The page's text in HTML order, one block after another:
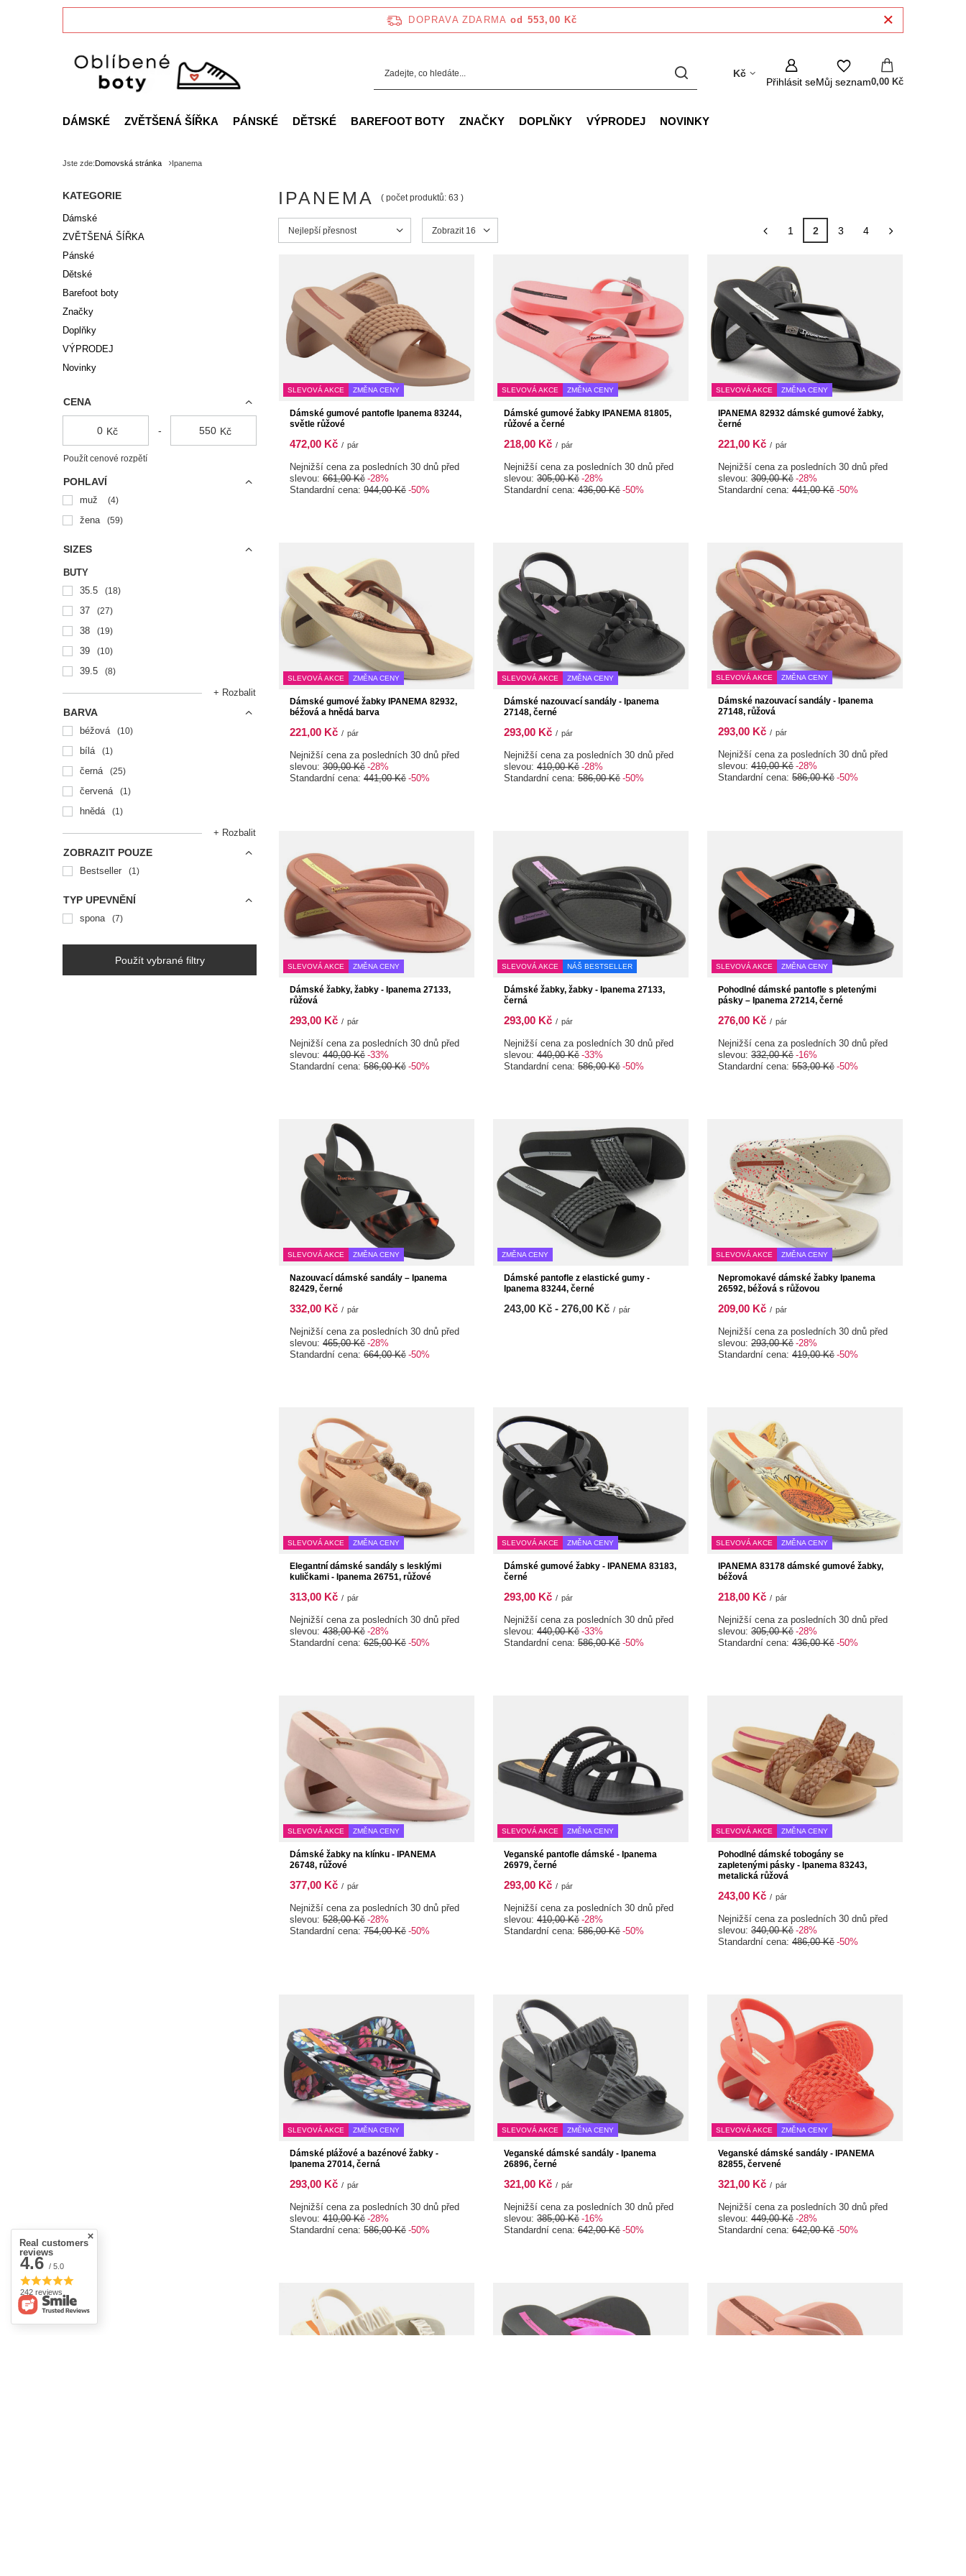
DOPRAVA ZDARMA od 553,00 Kč
Kč
Přihlásit seMůj seznam0,00 Kč
DÁMSKÉ ZVĚTŠENÁ ŠÍŘKA PÁNSKÉ DĚTSKÉ BAREFOOT BOTY ZNAČKY DOPLŇKY VÝPRODEJ NOVINKY
Jste zde:Domovská stránka Ipanema
KATEGORIE
Dámské
ZVĚTŠENÁ ŠÍŘKA
Pánské
Dětské
Barefoot boty
Značky
Doplňky
VÝPRODEJ
Novinky
CENA
Kč - Kč
Použít cenové rozpětí
POHLAVÍ
muž 4
žena 59
SIZES
BUTY
35.5
18
37 27
38 19
39 10
39.5 8
+ Rozbalit
BARVA
béžová 10
bílá 1
černá 25
červená 1
hnědá 1
+ Rozbalit
ZOBRAZIT POUZE
Bestseller 1
TYP UPEVNĚNÍ
spona 7
Použít vybrané filtry
IPANEMA ( počet produktů: 63 )
Zmień sortowanie
Nejlepší přesnost Zmień ilość wyświetlanych produktów
Zobrazit 16 1 2 3 4
SLEVOVÁ AKCE ZMĚNA CENY
Dámské gumové pantofle Ipanema 83244,
světle růžové
472,00 Kč / pár
Nejnižší cena za posledních 30 dnů před
slevou: 661,00 Kč -28%
Standardní cena: 944,00 Kč -50%
SLEVOVÁ AKCE ZMĚNA CENY
Dámské gumové žabky IPANEMA 81805,
růžové a černé
218,00 Kč / pár
Nejnižší cena za posledních 30 dnů před
slevou: 305,00 Kč -28%
Standardní cena: 436,00 Kč -50%
SLEVOVÁ AKCE ZMĚNA CENY
IPANEMA 82932 dámské gumové žabky,
černé
221,00 Kč / pár
Nejnižší cena za posledních 30 dnů před
slevou: 309,00 Kč -28%
Standardní cena: 441,00 Kč -50%
SLEVOVÁ AKCE ZMĚNA CENY
Dámské gumové žabky IPANEMA 82932,
béžová a hnědá barva
221,00 Kč / pár
Nejnižší cena za posledních 30 dnů před
slevou: 309,00 Kč -28%
Standardní cena: 441,00 Kč -50%
SLEVOVÁ AKCE ZMĚNA CENY
Dámské nazouvací sandály - Ipanema
27148, černé
293,00 Kč / pár
Nejnižší cena za posledních 30 dnů před
slevou: 410,00 Kč -28%
Standardní cena: 586,00 Kč -50%
SLEVOVÁ AKCE ZMĚNA CENY
Dámské nazouvací sandály - Ipanema
27148, růžová
293,00 Kč / pár
Nejnižší cena za posledních 30 dnů před
slevou: 410,00 Kč -28%
Standardní cena: 586,00 Kč -50%
SLEVOVÁ AKCE ZMĚNA CENY
Dámské žabky, žabky - Ipanema 27133,
růžová
293,00 Kč / pár
Nejnižší cena za posledních 30 dnů před
slevou: 440,00 Kč -33%
Standardní cena: 586,00 Kč -50%
SLEVOVÁ AKCE NÁŠ BESTSELLER
Dámské žabky, žabky - Ipanema 27133,
černá
293,00 Kč / pár
Nejnižší cena za posledních 30 dnů před
slevou: 440,00 Kč -33%
Standardní cena: 586,00 Kč -50%
SLEVOVÁ AKCE ZMĚNA CENY
Pohodlné dámské pantofle s pletenými
pásky – Ipanema 27214, černé
276,00 Kč / pár
Nejnižší cena za posledních 30 dnů před
slevou: 332,00 Kč -16%
Standardní cena: 553,00 Kč -50%
SLEVOVÁ AKCE ZMĚNA CENY
Nazouvací dámské sandály – Ipanema
82429, černé
332,00 Kč / pár
Nejnižší cena za posledních 30 dnů před
slevou: 465,00 Kč -28%
Standardní cena: 664,00 Kč -50%
ZMĚNA CENY
Dámské pantofle z elastické gumy -
Ipanema 83244, černé
od
243,00 Kč - do
276,00 Kč / pár
SLEVOVÁ AKCE ZMĚNA CENY
Nepromokavé dámské žabky Ipanema
26592, béžová s růžovou
209,00 Kč / pár
Nejnižší cena za posledních 30 dnů před
slevou: 293,00 Kč -28%
Standardní cena: 419,00 Kč -50%
SLEVOVÁ AKCE ZMĚNA CENY
Elegantní dámské sandály s lesklými
kuličkami - Ipanema 26751, růžové
313,00 Kč / pár
Nejnižší cena za posledních 30 dnů před
slevou: 438,00 Kč -28%
Standardní cena: 625,00 Kč -50%
SLEVOVÁ AKCE ZMĚNA CENY
Dámské gumové žabky - IPANEMA 83183,
černé
293,00 Kč / pár
Nejnižší cena za posledních 30 dnů před
slevou: 440,00 Kč -33%
Standardní cena: 586,00 Kč -50%
SLEVOVÁ AKCE ZMĚNA CENY
IPANEMA 83178 dámské gumové žabky,
béžová
218,00 Kč / pár
Nejnižší cena za posledních 30 dnů před
slevou: 305,00 Kč -28%
Standardní cena: 436,00 Kč -50%
SLEVOVÁ AKCE ZMĚNA CENY
Dámské žabky na klínku - IPANEMA
26748, růžové
377,00 Kč / pár
Nejnižší cena za posledních 30 dnů před
slevou: 528,00 Kč -28%
Standardní cena: 754,00 Kč -50%
SLEVOVÁ AKCE ZMĚNA CENY
Veganské pantofle dámské - Ipanema
26979, černé
293,00 Kč / pár
Nejnižší cena za posledních 30 dnů před
slevou: 410,00 Kč -28%
Standardní cena: 586,00 Kč -50%
SLEVOVÁ AKCE ZMĚNA CENY
Pohodlné dámské tobogány se
zapletenými pásky - Ipanema 83243,
metalická růžová
243,00 Kč / pár
Nejnižší cena za posledních 30 dnů před
slevou: 340,00 Kč -28%
Standardní cena: 486,00 Kč -50%
SLEVOVÁ AKCE ZMĚNA CENY
Dámské plážové a bazénové žabky -
Ipanema 27014, černá
293,00 Kč / pár
Nejnižší cena za posledních 30 dnů před
slevou: 410,00 Kč -28%
Standardní cena: 586,00 Kč -50%
SLEVOVÁ AKCE ZMĚNA CENY
Veganské dámské sandály - Ipanema
26896, černé
321,00 Kč / pár
Nejnižší cena za posledních 30 dnů před
slevou: 385,00 Kč -16%
Standardní cena: 642,00 Kč -50%
SLEVOVÁ AKCE ZMĚNA CENY
Veganské dámské sandály - IPANEMA
82855, červené
321,00 Kč / pár
Nejnižší cena za posledních 30 dnů před
slevou: 449,00 Kč -28%
Standardní cena: 642,00 Kč -50%
Real customers
reviews
4.6 / 5.0
242 reviews